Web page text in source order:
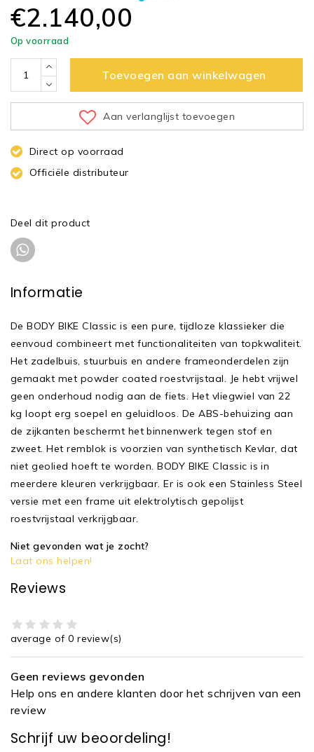
€2.140,00
Op voorraad
Toevoegen aan winkelwagen
Aan verlanglijst toevoegen
Direct op voorraad
Officiële distributeur
Deel dit product
Informatie
De BODY BIKE Classic is een pure, tijdloze klassieker die
eenvoud combineert met functionaliteiten van topkwaliteit.
Het zadelbuis, stuurbuis en andere frameonderdelen zijn
gemaakt met powder coated roestvrijstaal. Je hebt vrijwel
geen onderhoud nodig aan de fiets. Het vliegwiel van 22
kg loopt erg soepel en geluidloos. De ABS-behuizing aan
de zijkanten beschermt het binnenwerk tegen stof en
zweet. Het remblok is voorzien van synthetisch Kevlar, dat
niet geolied hoeft te worden. BODY BIKE Classic is in
meerdere kleuren verkrijgbaar. Er is ook een Stainless Steel
versie met een frame uit elektrolytisch gepolijst
roestvrijstaal verkrijgbaar.
Niet gevonden wat je zocht?
Laat ons helpen!
Reviews
average of 0 review(s)
Geen reviews gevonden
Help ons en andere klanten door het schrijven van een
review
Schrijf uw beoordeling!